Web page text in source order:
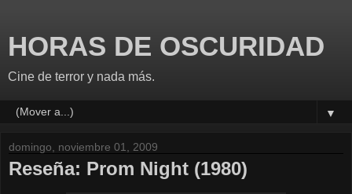
HORAS DE OSCURIDAD
Cine de terror y nada más.
▼
domingo, noviembre 01, 2009
Reseña: Prom Night (1980)